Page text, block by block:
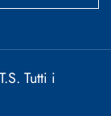
Tutti i